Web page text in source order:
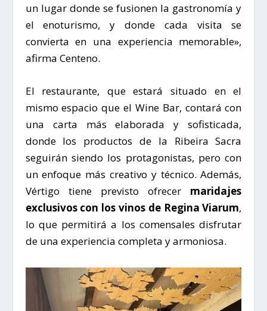
un lugar donde se fusionen la gastronomía y
el enoturismo, y donde cada visita se
convierta en una experiencia memorable»,
afirma Centeno.
El restaurante, que estará situado en el
mismo espacio que el Wine Bar, contará con
una carta más elaborada y sofisticada,
donde los productos de la Ribeira Sacra
seguirán siendo los protagonistas, pero con
un enfoque más creativo y técnico. Además,
Vértigo tiene previsto ofrecer maridajes
exclusivos con los vinos de Regina Viarum,
lo que permitirá a los comensales disfrutar
de una experiencia completa y armoniosa.